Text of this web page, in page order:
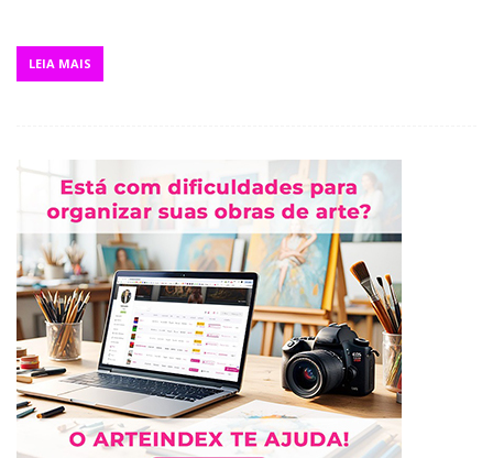
LEIA MAIS